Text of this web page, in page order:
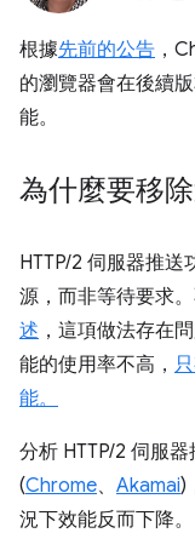
根據先前的公告 ，
的瀏覽器會在後續
能。
為什麼要移
HTTP/2 伺服器推
源，而非等待要求
述 ，這項做法存在
能的使用率不高，
能。
分析 HTTP/2 伺服
(Chrome、 Akamai)
況下效能反而下降。